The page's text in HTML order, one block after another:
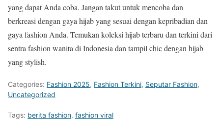
yang dapat Anda coba. Jangan takut untuk mencoba dan
berkreasi dengan gaya hijab yang sesuai dengan kepribadian dan
gaya fashion Anda. Temukan koleksi hijab terbaru dan terkini dari
sentra fashion wanita di Indonesia dan tampil chic dengan hijab
yang stylish.
Categories: Fashion 2025, Fashion Terkini, Seputar Fashion,
Uncategorized
Tags: berita fashion, fashion viral